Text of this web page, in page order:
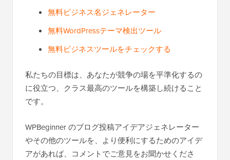
無料ビジネス名ジェネレーター
無料WordPressテーマ検出ツール
無料ビジネスツールをチェックする
私たちの目標は、あなたが競争の場を平準化するの
に役立つ、クラス最高のツールを構築し続けること
です。
WPBeginner のブログ投稿アイデアジェネレーター
やその他のツールを、より便利にするためのアイデ
アがあれば、コメントでご意見をお聞かせくださ